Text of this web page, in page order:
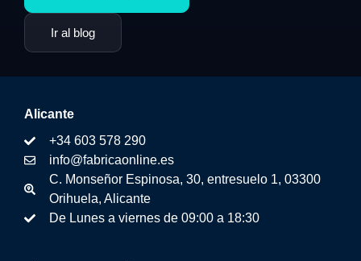
Ir al blog
Alicante
+34 603 578 290
info@fabricaonline.es
C. Monseñor Espinosa, 30, entresuelo 1, 03300
Orihuela, Alicante
De Lunes a viernes de 09:00 a 18:30